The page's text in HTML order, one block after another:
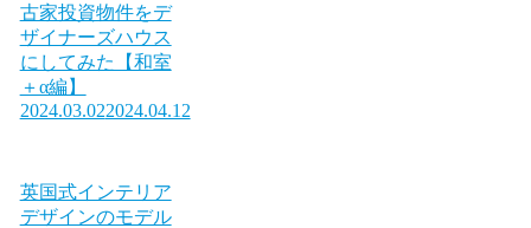
古家投資物件をデ
ザイナーズハウス
にしてみた【和室
＋α編】
2024.03.022024.04.12
英国式インテリア
デザインのモデル